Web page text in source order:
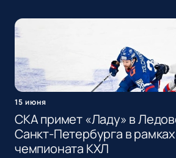
15 июня
СКА примет «Ладу» в
Санкт-Петербурга в
чемпионата КХЛ